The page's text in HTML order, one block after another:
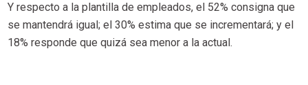
Y respecto a la plantilla de empleados, el 52% consigna que
se mantendrá igual; el 30% estima que se incrementará; y el
18% responde que quizá sea menor a la actual.